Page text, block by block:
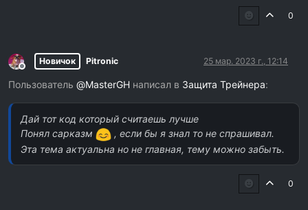
0
Не в сети
Новичок Pitronic 25 мар. 2023 г., 12:14
Пользователь @MasterGH написал в Защита Трейнера:
Дай тот код который считаешь лучше
Понял сарказм
, если бы я знал то не спрашивал.
Эта тема актуальна но не главная, тему можно забыть.
0